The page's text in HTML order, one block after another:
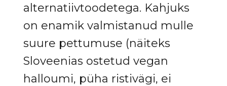
alternatiivtoodetega. Kahjuks
on enamik valmistanud mulle
suure pettumuse (näiteks
Sloveenias ostetud vegan
halloumi, püha ristivägi, ei